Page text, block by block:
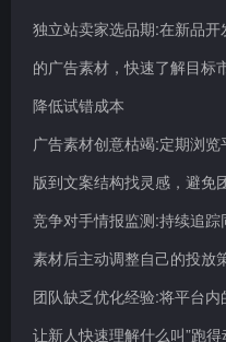
独立站卖家选品期:在新品
的广告素材，快速了解目标
降低试错成本
广告素材创意枯竭:定期浏
版到文案结构找灵感，避免
竞争对手情报监测:持续追
素材后主动调整自己的投放
团队缺乏优化经验:将平台
让新人快速理解什么叫”跑